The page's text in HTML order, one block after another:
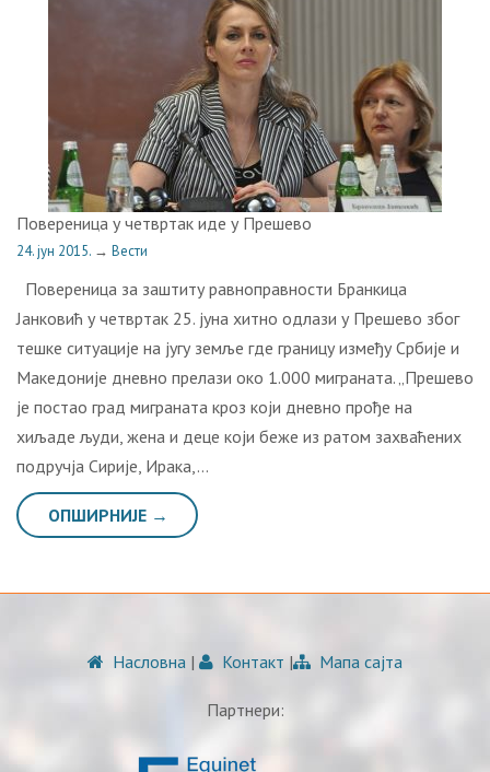
Повереница у четвртак иде у Прешево
24. јун 2015. → Вести
Повереница за заштиту равноправности Бранкица
Јанковић у четвртак 25. јуна хитно одлази у Прешево због
тешке ситуације на југу земље где границу између Србије и
Македоније дневно прелази око 1.000 миграната. „Прешево
је постао град миграната кроз који дневно прође на
хиљаде људи, жена и деце који беже из ратом захваћених
подручја Сирије, Ирака,…
ОПШИРНИЈЕ →
Насловна | Контакт | Мапа сајта
Партнери: